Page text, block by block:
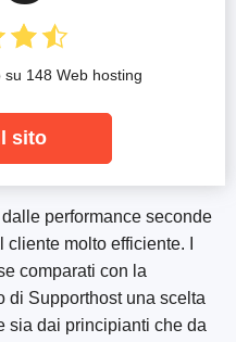
performance seconde
molto efficiente. I
comparati con la
di Supporthost una scelta
sia dai principianti che da
148 Web hosting
sito